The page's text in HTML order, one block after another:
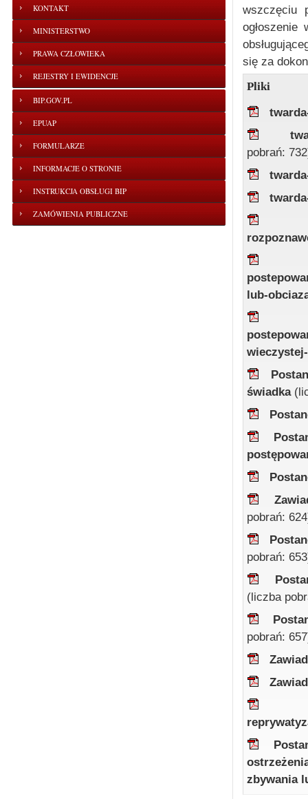
KONTAKT
MINISTERSTWO
PRAWA CZŁOWIEKA
REJESTRY I EWIDENCJE
BIP.GOV.PL
EPUAP
FORMULARZE
INFORMACJE O STRONIE
INSTRUKCJA OBSŁUGI BIP
ZAMÓWIENIA PUBLICZNE
wszczęciu
się za
Pliki
pobrań:
lub-
świadka
pobrań:
pobrań:
(liczba
pobrań:
zbywania